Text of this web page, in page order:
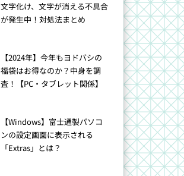
文字化け、文字が消える不具合
が発生中！対処法まとめ
【2024年】今年もヨドバシの
福袋はお得なのか？中身を調
査！【PC・タブレット関係】
【Windows】富士通製パソコ
ンの設定画面に表示される
「Extras」とは？